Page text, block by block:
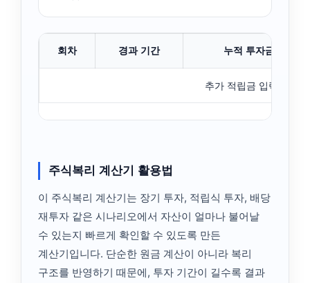
회차 경과 기간 누적 투자금
추가 적립금 입력 시 상
주식복리 계산기 활용법
이 주식복리 계산기는 장기 투자, 적립식 투자, 배당
재투자 같은 시나리오에서 자산이 얼마나 불어날
수 있는지 빠르게 확인할 수 있도록 만든
계산기입니다. 단순한 원금 계산이 아니라 복리
구조를 반영하기 때문에, 투자 기간이 길수록 결과